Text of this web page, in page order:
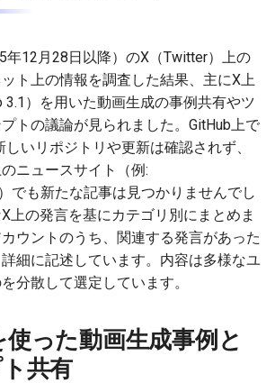
2026-07-10
2026-07-09
2026-07-08
2026-07-07
2026-07-06
2026-07-05
2025-12-24
2025-12-23
2025-12-22
2025-12-21
2025-12-20
2025-12-19
2026-07-10
2026-07-09
2026-07-08
2026-07-07
2026-07-06
2026-07-05
2025-12-24
2025-12-23
2025-12-22
2025-12-21
2025-12-20
2025-12-19
2026-05-17
2026-05-10
2026-05-03
2026-04-26
2026-04-19
2026-04-15
2026-05-24
2026-05-17
2026-05-10
2026-05-03
2026-04-26
2026-04-19
2025-11-16
2025-11-09
2025-11-02
2025-10-26
2025-10-19
2025-10-12
2026-05-24
2026-05-17
2026-05-10
2026-05-03
2026-04-26
2026-04-19
2026-05-24
2026-05-17
2026-05-10
2026-05-03
2026-04-26
2026-04-19
2025-11-09
2025-11-02
2025-10-26
2025-10-19
2025-10-12
2025-10-05
2026-07-10
2026-07-09
2026-07-08
2026-07-07
2026-07-05
2026-07-04
2025-12-24
2025-12-23
2025-12-22
2025-12-21
2025-12-20
2025-12-19
2026-05-24
2026-05-17
2026-05-10
2026-05-03
2026-04-26
2026-04-19
2025-11-09
2025-11-02
2025-10-26
2025-10-19
2025-10-12
2025-10-05
2026-05-10
2026-05-03
2026-04-26
2026-04-19
2026-04-12
2026-04-07
2026-05-24
2026-05-17
2026-05-10
2026-05-03
2026-04-26
2026-04-19
2026-07-09
2026-07-08
2026-07-07
2026-07-06
2026-07-05
2026-07-04
2026-05-30
2026-05-23
2026-05-19
2026-05-18
2026-05-23
2026-05-19
2026-07-08
2026-07-07
2026-07-06
2026-07-05
2026-07-04
2026-07-02
2026-05-24
2026-05-17
2026-05-10
2026-05-03
2026-04-26
2026-04-19
年12月28日以降）のX（Twitter）上の
ト上の情報を調査した結果、主にX上
3.1）を用いた動画生成の事例共有やツ
トの議論が見られました。GitHub上で
いリポジトリや更新は確認されず、
ニュースサイト（例:
でも新たな記事は見つかりませんでし
上の発言を基にカテゴリ別にまとめま
ウントのうち、関連する発言があった
細に記述しています。内容は多様なユ
分散して選定しています。
使った動画生成事例と
共有